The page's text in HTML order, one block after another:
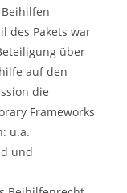
des Pakets war
über
auf den
die
Frameworks
u.a.
und